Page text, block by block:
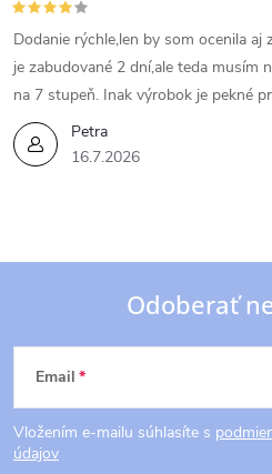
Petra
16.7.2026
Dodanie rýchle,len by som ocenila aj
je zabudované 2 dní,ale teda musím
na 7 stupeň. Inak výrobok je pekné
Z
á
Odoberať
Email
Vložením e-mailu súhlasíte s
údajov